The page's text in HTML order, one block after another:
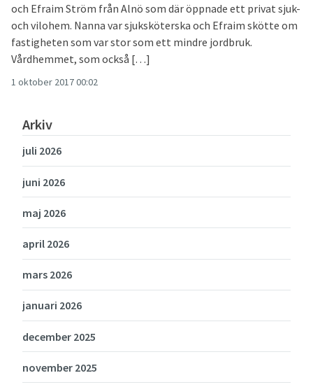
och Efraim Ström från Alnö som där öppnade ett privat sjuk-
och vilohem. Nanna var sjuksköterska och Efraim skötte om
fastigheten som var stor som ett mindre jordbruk.
Vårdhemmet, som också […]
1 oktober 2017 00:02
Arkiv
juli 2026
juni 2026
maj 2026
april 2026
mars 2026
januari 2026
december 2025
november 2025